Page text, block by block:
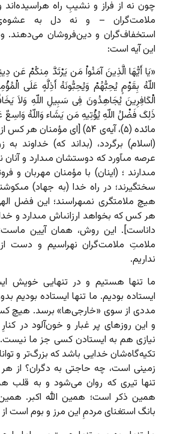
چون نه از فراز و نشیبِ راه
ملامت‌گران – و نه دل به عشوه‌ی
استخفاف‌گران و دین‌فروشان
این آیه است:
«یَا أَیُّهَا الَّذِینَ آمَنُواْ مَن یَرْتَدَّ مِنکُمْ عَن
اللّهُ بِقَوْمٍ یُحِبُّهُمْ وَیُحِبُّونَهُ أَذِلَّهٍ عَلَى
الْکَافِرِینَ یُجَاهِدُونَ فِی سَبِیلِ اللّهِ وَلاَ
ذَلِکَ فَضْلُ اللّهِ یُؤْتِیهِ مَن یَشَاء وَاللّهُ
مائده (۵)، آیه‌ی ۵۴) [اى مؤمنان
(اسلام‏) برگردد، (بداند که‏) خداوند
عرصه مى‏آورد که دوستشان مى‏دارد و آنان
مى‏دارند ؛ (اینان‏) با مؤمنان مهربان و
سختگیرند؛ در راه خدا (به جهاد)
هیچ ملامتگرى نمى‏هراسند؛ این فضل
هر کس که بخواهد ارزانى‏اش مى‏دارد و
داناست‏]. این روش، همان آیین
ملامتِ‌ ملامت‌گران نهراسیم و دست
نداریم.
ما تنها هستیم و در تنهایی خویش
ایستاده بودیم. ما تنها ایستاده بودیم
مددی از سوی «خارجی‌ها» برسد. هیچ
و این روزهای پر غبار و خون‌آلود در
نیازی هم به ایستادن کسی جز ما
تکیه‌گاه‌شان خدایی باشد که بزرگ‌تر و
زمینی است، چه حاجتی به دگران؟ از هر
تنها تیری که روان می‌شود و به قلب
همین ذکر است؛ همین الله اکبر.
بانگ استغنای مردمِ این مرز و بوم است از